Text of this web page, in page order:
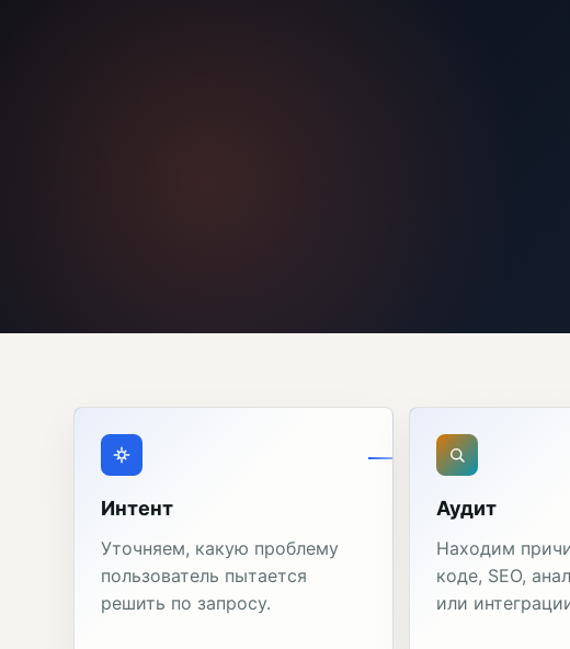
Интент
Уточняем, какую проблему
пользователь пытается
решить по запросу.
Аудит
Находим
коде, SEO,
или